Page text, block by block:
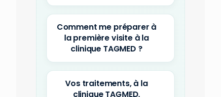
Comment me préparer à
la première visite à la
clinique TAGMED ?
Vos traitements, à la
clinique TAGMED,